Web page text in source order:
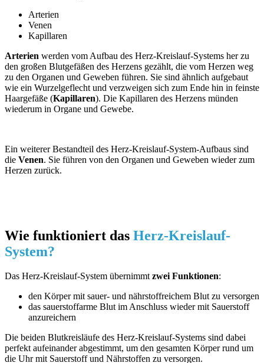
Arterien
Venen
Kapillaren
Arterien werden vom Aufbau des Herz-Kreislauf-Systems her zu
den großen Blutgefäßen des Herzens gezählt, die vom Herzen weg
zu den Organen und Geweben führen. Sie sind ähnlich aufgebaut
wie ein Wurzelgeflecht und verzweigen sich zum Ende hin in feinste
Haargefäße (Kapillaren). Die Kapillaren des Herzens münden
wiederum in Organe und Gewebe.
Ein weiterer Bestandteil des Herz-Kreislauf-System-Aufbaus sind
die Venen. Sie führen von den Organen und Geweben wieder zum
Herzen zurück.
Wie funktioniert das Herz-Kreislauf-
System?
Das Herz-Kreislauf-System übernimmtzwei Funktionen:
den Körper mit sauer- und nährstoffreichem Blut zu versorgen
das sauerstoffarme Blut im Anschluss wieder mit Sauerstoff
anzureichern
Die beiden Blutkreisläufe des Herz-Kreislauf-Systems sind dabei
perfekt aufeinander abgestimmt, um den gesamten Körper rund um
die Uhr mit Sauerstoff und Nährstoffen zu versorgen.